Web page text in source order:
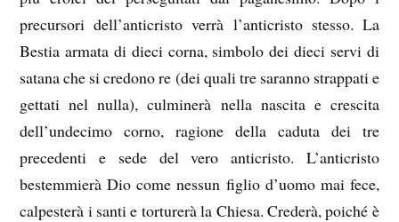
precursori dell’anticristo verrà l’anticristo stesso. La
Bestia armata di dieci corna, simbolo dei dieci servi di
satana che si credono re (dei quali tre saranno strappati e
gettati nel nulla), culminerà nella nascita e crescita
dell’undecimo corno, ragione della caduta dei tre
precedenti e sede del vero anticristo. L’anticristo
bestemmierà Dio come nessun figlio d’uomo mai fece,
calpesterà i santi e torturerà la Chiesa. Crederà, poiché è